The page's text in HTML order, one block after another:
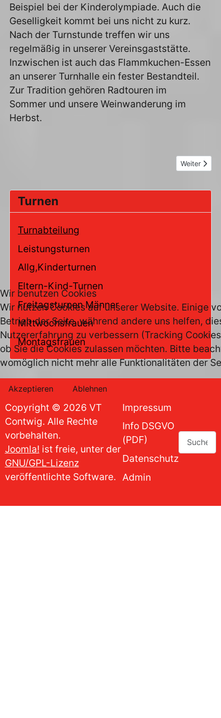
Beispiel bei der Kinderolympiade. Auch die
Geselligkeit kommt bei uns nicht zu kurz.
Nach der Turnstunde treffen wir uns
regelmäßig in unserer Vereinsgaststätte.
Inzwischen ist auch das Flammkuchen-Essen
an unserer Turnhalle ein fester Bestandteil.
Zur Tradition gehören Radtouren im
Sommer und unsere Weinwanderung im
Herbst.
Nächster
Weiter
Turnen
Turnabteilung
Leistungsturnen
Allg,Kinderturnen
Eltern-Kind-Turnen
Freitagsturnen Männer
Mittwochsfrauen
Montagsfrauen
Copyright © 2026 VT
Contwig. Alle Rechte
vorbehalten.
Joomla! ist freie, unter der
GNU/GPL-Lizenz
veröffentlichte Software.
Impressum
Info DSGVO
(PDF)
Datenschutz
Admin
Suchen
Wir benutzen Cookies
Wir nutzen Cookies auf unserer Website. Einige
Betrieb der Seite, während andere uns helfen,
Nutzererfahrung zu verbessern (Tracking
ob Sie die Cookies zulassen möchten. Bitte
womöglich nicht mehr alle Funktionalitäten der
Akzeptieren Ablehnen